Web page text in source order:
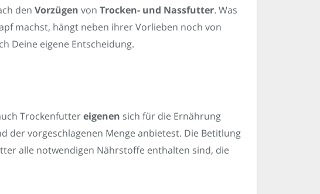
den Vorzügen von Trocken- und Nassfutter. Was
machst, hängt neben ihrer Vorlieben noch von
Deine eigene Entscheidung.
Trockenfuttereigenen sich für die Ernährung
der vorgeschlagenen Menge anbietest. Die Betitlung
alle notwendigen Nährstoffe enthalten sind, die